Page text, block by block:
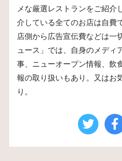
メな厳選レストランをご紹介
介している全てのお店は自費
店側から広告宣伝費などは一
ュース」では、自身のメディ
事、ニューオープン情報、飲
報の取り扱いもあり。又はお
り。